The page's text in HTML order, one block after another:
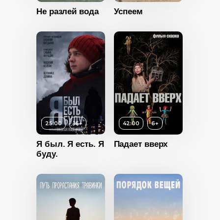
Год 2017
Не разлей вода
Возраст 12+
12:00
2018
Успеем
25:00 16+
Я был. Я есть. Я
буду.
42:00 6+
Падает вверх